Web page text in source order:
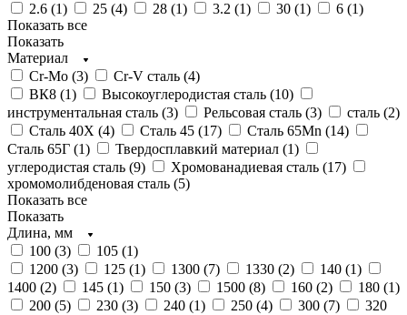
2.6 (1) 25 (4) 28 (1) 3.2 (1) 30 (1) 6 (1)
Показать все
Показать
Материал
Cr-Mo (3) Cr-V сталь (4)
ВК8 (1) Высокоуглеродистая сталь (10)
инструментальная сталь (3) Рельсовая сталь (3) сталь (2)
Сталь 40Х (4) Сталь 45 (17) Сталь 65Mn (14)
Сталь 65Г (1) Твердосплавкий материал (1)
углеродистая сталь (9) Хромованадиевая сталь (17)
хромомолибденовая сталь (5)
Показать все
Показать
Длина, мм
100 (3) 105 (1)
1200 (3) 125 (1) 1300 (7) 1330 (2) 140 (1)
1400 (2) 145 (1) 150 (3) 1500 (8) 160 (2) 180 (1)
200 (5) 230 (3) 240 (1) 250 (4) 300 (7)
320